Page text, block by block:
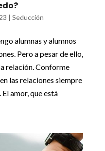
| Seducción
alumnas y alumnos
Pero a pesar de ello,
relación. Conforme
las relaciones siempre
amor, que está